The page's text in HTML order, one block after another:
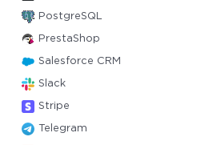
PostgreSQL
PrestaShop
Salesforce CRM
Slack
Stripe
Telegram